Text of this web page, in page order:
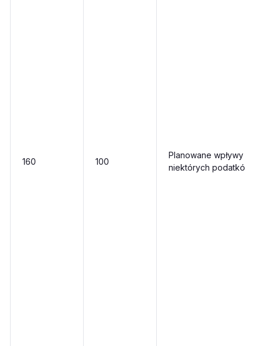
160 100
Planowane wpływy z
niektórych podatków